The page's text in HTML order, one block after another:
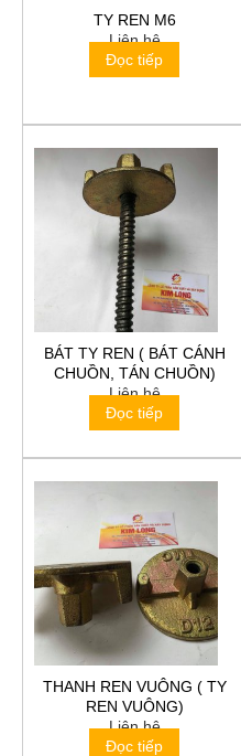
TY REN M6
Liên hệ
Đọc tiếp
BÁT TY REN ( BÁT CÁNH
CHUỒN, TÁN CHUỒN)
Liên hệ
Đọc tiếp
THANH REN VUÔNG ( TY
REN VUÔNG)
Liên hệ
Đọc tiếp